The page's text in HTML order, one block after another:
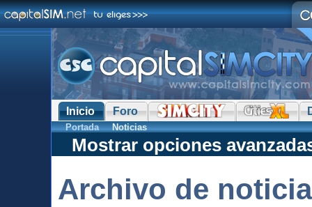
Inicio Foro
Portada Noticias
Mostrar opciones
Archivo de